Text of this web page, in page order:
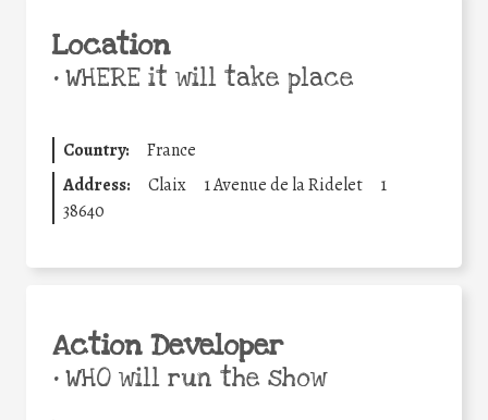
Location
•WHERE it will take place
Country:
France
Address:
Claix 1 Avenue de la Ridelet
1
38640
Action Developer
•WHO will run the show